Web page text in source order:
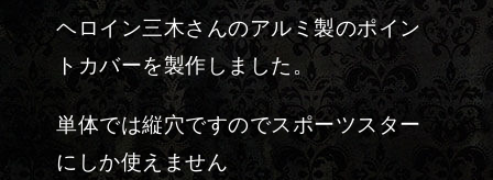
ヘロイン三木さんのアルミ製のポイン
トカバーを製作しました。
単体では縦穴ですのでスポーツスター
にしか使えません